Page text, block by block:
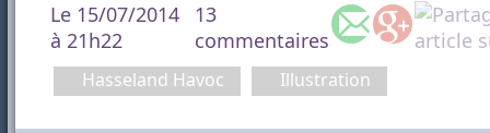
Le 15/07/2014
à 21h22
13
commentaires
Hasseland Havoc Illustration